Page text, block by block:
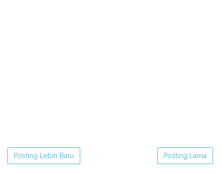
Posting Lebih Baru Posting Lama